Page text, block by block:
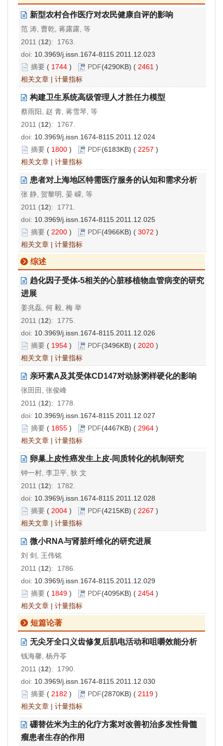
新型农村合作医疗对农民健康自评的影响
范 涛, 曹乾, 蒋露露, 等
2011 (12): 1763.
doi: 10.3969/j.issn.1674-8115.2011.12.023
摘要 ( 1744 ) PDF(4290KB) ( 2461 )
相关文章 | 计量指标
构建卫生系统高级管理人才胜任力模型
蔡雨阳, 赵 青, 蒋雪琴, 等
2011 (12): 1767.
doi: 10.3969/j.issn.1674-8115.2011.12.024
摘要 ( 1800 ) PDF(6183KB) ( 2257 )
相关文章 | 计量指标
患者对上海地区特需医疗服务的认知和需求分析
张 静, 贺黎明, 晏 嵘, 等
2011 (12): 1771.
doi: 10.3969/j.issn.1674-8115.2011.12.025
摘要 ( 2200 ) PDF(4966KB) ( 3072 )
相关文章 | 计量指标
综述
趋化因子受体-5相关的心脏移植物血管病变的研究
进展
姜兆磊, 何 毅, 梅 举
2011 (12): 1775.
doi: 10.3969/j.issn.1674-8115.2011.12.026
摘要 ( 1954 ) PDF(3496KB) ( 2020 )
相关文章 | 计量指标
亲环素A及其受体CD147对动脉粥样硬化的影响
张田田, 张俊峰
2011 (12): 1778.
doi: 10.3969/j.issn.1674-8115.2011.12.027
摘要 ( 1855 ) PDF(4467KB) ( 2964 )
相关文章 | 计量指标
卵巢上皮性癌发生上皮-间质转化的机制研究
钟一村, 李卫平, 狄 文
2011 (12): 1782.
doi: 10.3969/j.issn.1674-8115.2011.12.028
摘要 ( 2004 ) PDF(4215KB) ( 2267 )
相关文章 | 计量指标
微小RNA与肾脏纤维化的研究进展
刘 剑, 王伟铭
2011 (12): 1786.
doi: 10.3969/j.issn.1674-8115.2011.12.029
摘要 ( 1849 ) PDF(4095KB) ( 2454 )
相关文章 | 计量指标
短篇论著
无尖牙全口义齿修复后肌电活动和咀嚼效能分析
钱海馨, 杨丹苓
2011 (12): 1790.
doi: 10.3969/j.issn.1674-8115.2011.12.030
摘要 ( 2182 ) PDF(2870KB) ( 2119 )
相关文章 | 计量指标
硼替佐米为主的化疗方案对改善初治多发性骨髓
瘤患者生存的作用